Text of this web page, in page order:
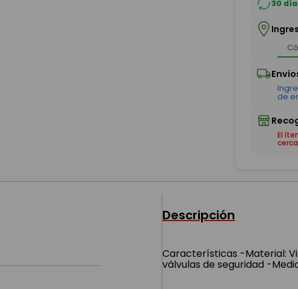
30
El
Descripción
Características -Material:
válvulas de seguridad -